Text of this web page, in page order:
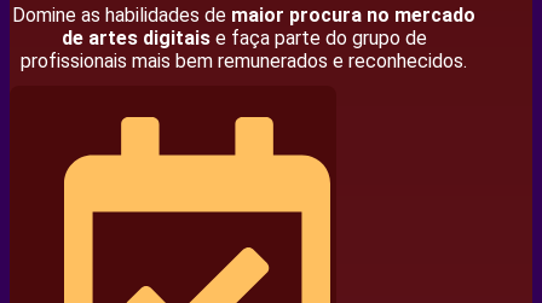
Domine as habilidades de maior procura no mercado
de artes digitaise faça parte do grupo de
profissionais mais bem remunerados e reconhecidos.